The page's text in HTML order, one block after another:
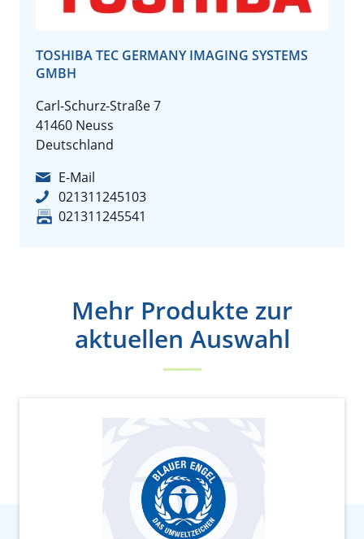
TOSHIBA TEC GERMANY IMAGING SYSTEMS
GMBH
Carl-Schurz-Straße 7
41460 Neuss
Deutschland
E-Mail
021311245103
021311245541
Mehr Produkte zur
aktuellen Auswahl